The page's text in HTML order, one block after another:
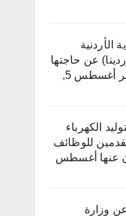
الأردنية
عن حاجتها
أغسطس 5,
الكهرباء
للوظائف
عنها أغسطس
وزارة